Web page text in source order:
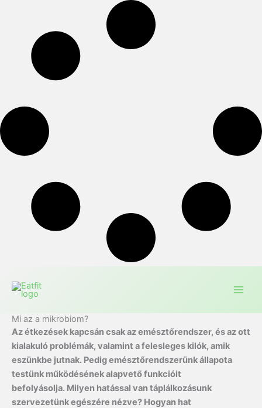
Mi az a mikrobiom?
Az étkezések kapcsán csak az emésztőrendszer, és az ott
kialakuló problémák, valamint a felesleges kilók, amik
eszünkbe jutnak. Pedig emésztőrendszerünk állapota
testünk működésének alapvető funkcióit
befolyásolja. Milyen hatással van táplálkozásunk
szervezetünk egészére nézve? Hogyan hat